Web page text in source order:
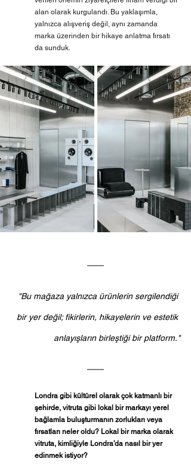
alan olarak kurgulandı. Bu yaklaşımla,
yalnızca alışveriş değil, aynı zamanda
marka üzerinden bir hikaye anlatma fırsatı
da sunduk.
"Bu mağaza yalnızca ürünlerin sergilendiği
bir yer değil; fikirlerin, hikayelerin ve estetik
anlayışların birleştiği bir platform."
Londra gibi kültürel olarak çok katmanlı bir
şehirde, vitruta gibi lokal bir markayı yerel
bağlamla buluşturmanın zorlukları veya
fırsatları neler oldu? Lokal bir marka olarak
vitruta, kimliğiyle Londra’da nasıl bir yer
edinmek istiyor?